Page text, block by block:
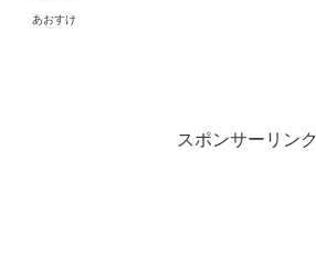
あおすけ
スポンサーリンク